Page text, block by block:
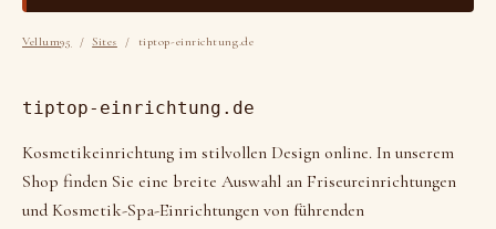
Vellum95 /Sites / tiptop-einrichtung.de
tiptop-einrichtung.de
Kosmetikeinrichtung im stilvollen Design online. In unserem
Shop finden Sie eine breite Auswahl an Friseureinrichtungen
und Kosmetik-Spa-Einrichtungen von führenden